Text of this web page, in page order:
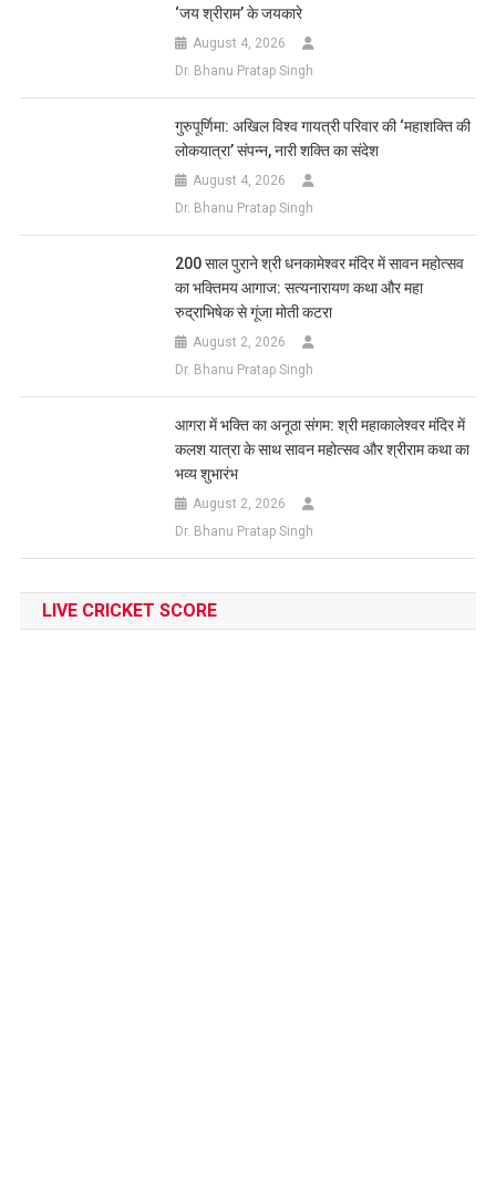
‘जय श्रीराम’ के जयकारे
August 4, 2026
Dr. Bhanu Pratap Singh
गुरुपूर्णिमा: अखिल विश्व गायत्री परिवार की ‘महाशक्ति की
लोकयात्रा’ संपन्न, नारी शक्ति का संदेश
August 4, 2026
Dr. Bhanu Pratap Singh
200 साल पुराने श्री धनकामेश्वर मंदिर में सावन महोत्सव
का भक्तिमय आगाज: सत्यनारायण कथा और महा
रुद्राभिषेक से गूंजा मोती कटरा
August 2, 2026
Dr. Bhanu Pratap Singh
आगरा में भक्ति का अनूठा संगम: श्री महाकालेश्वर मंदिर में
कलश यात्रा के साथ सावन महोत्सव और श्रीराम कथा का
भव्य शुभारंभ
August 2, 2026
Dr. Bhanu Pratap Singh
LIVE CRICKET SCORE